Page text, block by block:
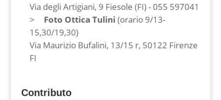
Via degli Artigiani, 9 Fiesole (FI) - ‭055 597041‬
Foto Ottica Tulini (orario 9/13-
15,30/19,30)
Via Maurizio Bufalini, 13/15 r, 50122 Firenze
FI
Contributo